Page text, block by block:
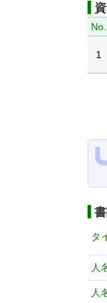
No.
1
タ
人
人